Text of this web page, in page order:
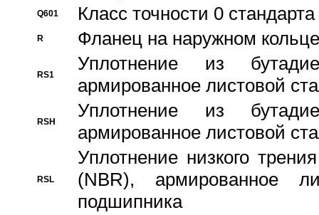
Q601 Класс точности 0
R Фланец на наружном кольце
RS1
Уплотнение из
армированное листовой
RSH
Уплотнение из
армированное листовой
RSL
Уплотнение низкого
(NBR), армированное
подшипника